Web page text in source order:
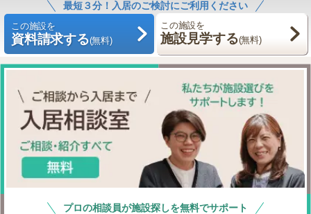
最短３分！入居のご検討にご利用ください
この施設を
資料請求する(無料)
この施設を
施設見学する(無料)
プロの相談員が施設探しを無料でサポート